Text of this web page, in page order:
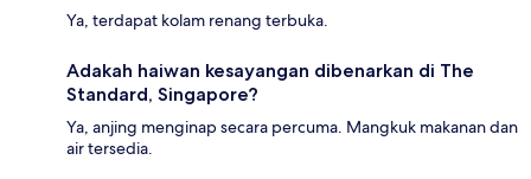
Ya, terdapat kolam renang terbuka.
Adakah haiwan kesayangan dibenarkan di The
Standard, Singapore?
Ya, anjing menginap secara percuma. Mangkuk makanan dan
air tersedia.